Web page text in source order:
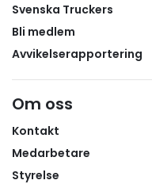
Svenska Truckers
Bli medlem
Avvikelserapportering
Om oss
Kontakt
Medarbetare
Styrelse